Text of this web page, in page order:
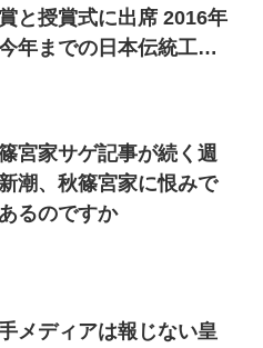
と授賞式に出席 2016年
年までの日本伝統工芸
宮家サゲ記事が続く週
潮、秋篠宮家に恨みで
るのですか
メディアは報じない皇